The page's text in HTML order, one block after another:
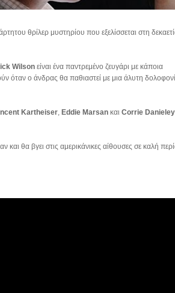
θρίλερ μυστηρίου που εξελίσσεται στη
Wilson είναι ένα παντρεμένο ζευγάρι με κάποια
όταν ο άνδρας θα παθιαστεί με μια άλυτη
Kartheiser, Eddie Marsan και Corrie Danieley
και θα βγει στις αμερικάνικες αίθουσες σε καλή